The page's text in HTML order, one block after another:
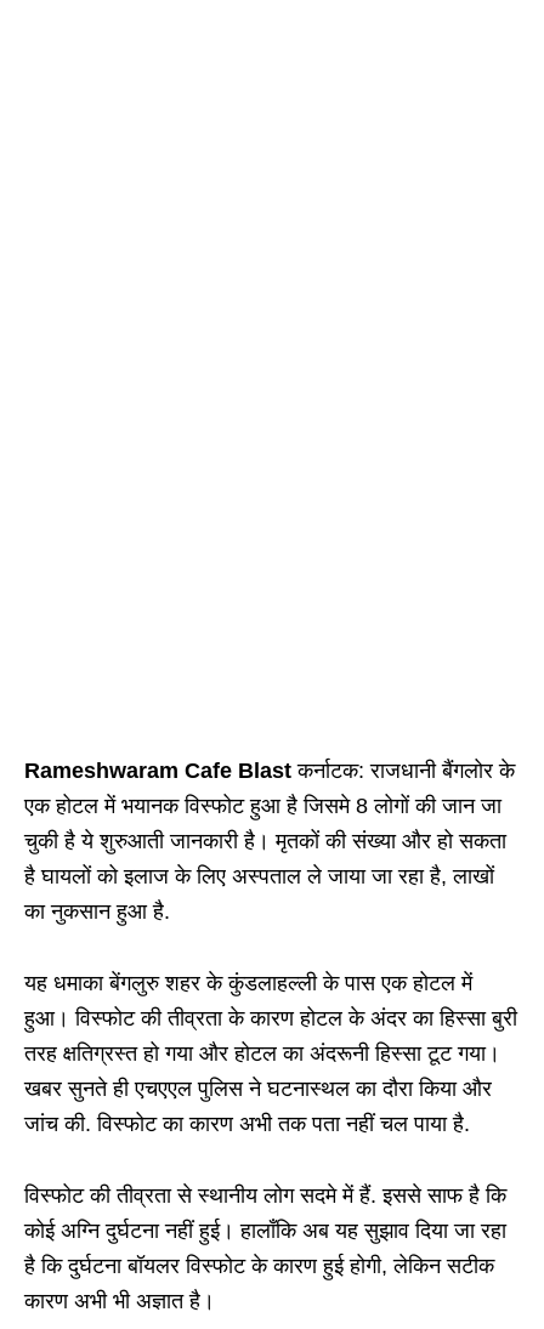
Rameshwaram Cafe Blastकर्नाटक: राजधानी बैंगलोर के
एक होटल में भयानक विस्फोट हुआ है जिसमे 8 लोगों की जान जा
चुकी है ये शुरुआती जानकारी है। मृतकों की संख्या और हो सकता
है घायलों को इलाज के लिए अस्पताल ले जाया जा रहा है, लाखों
का नुकसान हुआ है.
यह धमाका बेंगलुरु शहर के कुंडलाहल्ली के पास एक होटल में
हुआ। विस्फोट की तीव्रता के कारण होटल के अंदर का हिस्सा बुरी
तरह क्षतिग्रस्त हो गया और होटल का अंदरूनी हिस्सा टूट गया।
खबर सुनते ही एचएएल पुलिस ने घटनास्थल का दौरा किया और
जांच की. विस्फोट का कारण अभी तक पता नहीं चल पाया है.
विस्फोट की तीव्रता से स्थानीय लोग सदमे में हैं. इससे साफ है कि
कोई अग्नि दुर्घटना नहीं हुई। हालाँकि अब यह सुझाव दिया जा रहा
है कि दुर्घटना बॉयलर विस्फोट के कारण हुई होगी, लेकिन सटीक
कारण अभी भी अज्ञात है।